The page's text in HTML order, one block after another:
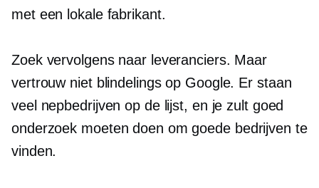
met een lokale fabrikant.
Zoek vervolgens naar leveranciers. Maar
vertrouw niet blindelings op Google. Er staan ​​
veel nepbedrijven op de lijst, en je zult goed
onderzoek moeten doen om goede bedrijven te
vinden.